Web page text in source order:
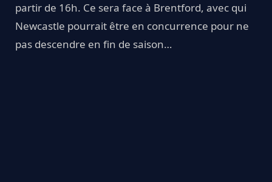
partir de 16h. Ce sera face à Brentford, avec qui
Newcastle pourrait être en concurrence pour ne
pas descendre en fin de saison…